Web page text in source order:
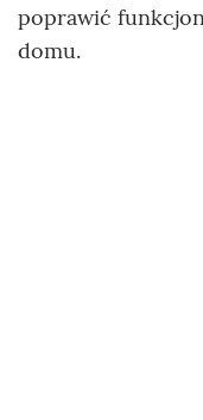
poprawić
domu.